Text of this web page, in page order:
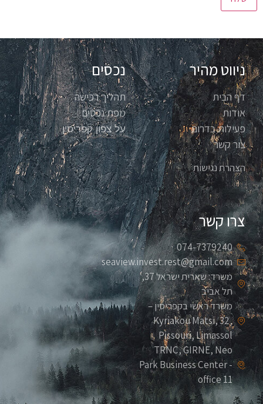
ניווט מהיר
דף הבית
אודות
פעילות בדרום
צור קשר
הצהרת נגישות
נכסים
תהליך רכישה
מפת נכסים
על צפון קפריסין
צרו קשר
074-7379240
seaview.invest.rest@gmail.com
משרד: שארית ישראל 37,
תל אביב
משרד ראשי בקפריסין –
Kyriakou Matsi, 32,
Pissouri, Limassol
TRNC, GIRNE, Neo
Park Business Center -
office 11